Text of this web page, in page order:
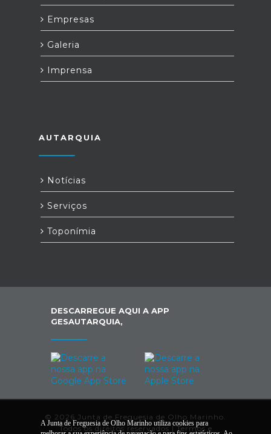
Empresas
Galeria
Imprensa
AUTARQUIA
Notícias
Serviços
Toponímia
DESCARREGUE AQUI A APP
GESAUTARQUIA,
© 2026 Junta de Freguesia de Olho Marinho.
Todos os direitos reservados |Termos e
A Junta de Freguesia de Olho Marinho utiliza cookies para